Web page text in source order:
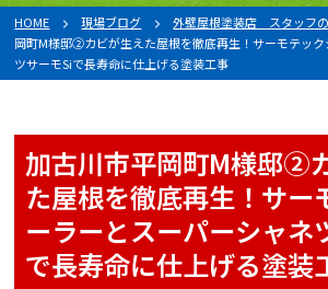
HOME 現場ブログ 外壁屋根塗装店 スタッフ
岡町M様邸②カビが生えた屋根を徹底再生！サーモテッ
ツサーモSiで長寿命に仕上げる塗装工事
加古川市平岡町M様邸②
た屋根を徹底再生！サー
ーラーとスーパーシャネ
で長寿命に仕上げる塗装